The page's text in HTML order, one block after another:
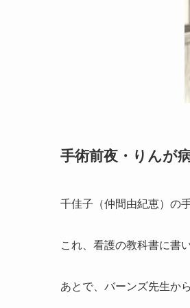
手術前夜・りんが
千佳子（仲間由紀恵）の
これ、看護の教科書に書
あとで、バーンズ先生か